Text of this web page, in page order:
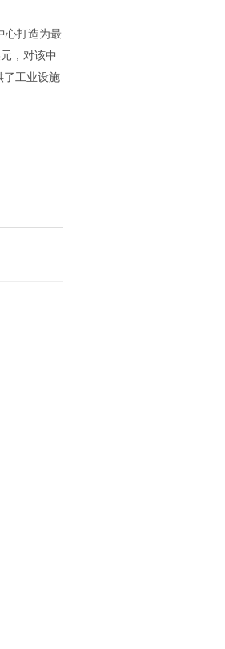
心打造为最
，对该中
了工业设施